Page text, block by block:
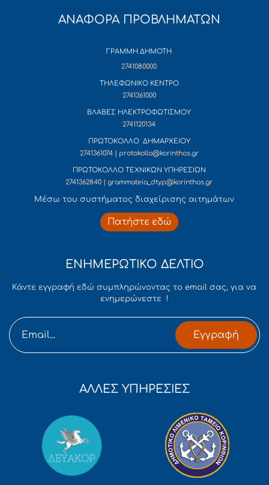
ΑΝΑΦΟΡΑ ΠΡΟΒΛΗΜΑΤΩΝ
ΓΡΑΜΜΗ ΔΗΜΟΤΗ
2741080000
ΤΗΛΕΦΩΝΙΚΟ ΚΕΝΤΡΟ
2741361000
ΒΛΑΒΕΣ ΗΛΕΚΤΡΟΦΩΤΙΣΜΟΥ
2741120134
ΠΡΩΤΟΚΟΛΛΟ ΔΗΜΑΡΧΕΙΟΥ
2741361074 | protokollo@korinthos.gr
ΠΡΩΤΟΚΟΛΛΟ ΤΕΧΝΙΚΩΝ ΥΠΗΡΕΣΙΩΝ
2741362840 | grammateia_dtyp@korinthos.gr
Mέσω του συστήματος διαχείρισης αιτημάτων
Πατήστε εδώ
ΕΝΗΜΕΡΩΤΙΚΟ ΔΕΛΤΙΟ
Κάντε εγγραφή εδώ συμπληρώνοντας το email σας, για να
ενημερώνεστε !
Εγγραφή
ΑΛΛΕΣ ΥΠΗΡΕΣΙΕΣ